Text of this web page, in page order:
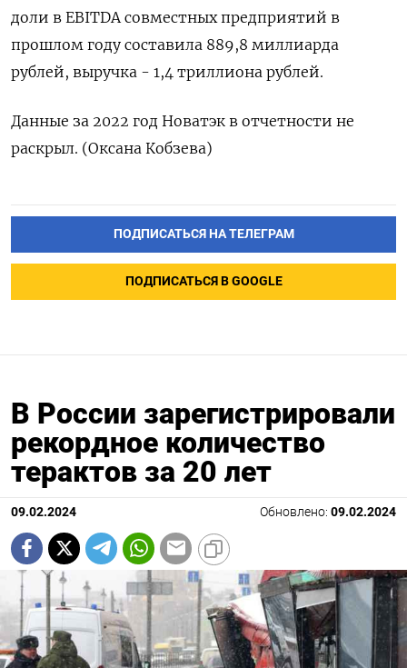
доли в EBITDA совместных предприятий в
прошлом году составила 889,8 миллиарда
рублей, выручка - 1,4 триллиона рублей.
Данные за 2022 год Новатэк в отчетности не
раскрыл. (Оксана Кобзева)
ПОДПИСАТЬСЯ НА ТЕЛЕГРАМ
ПОДПИСАТЬСЯ В GOOGLE
В России зарегистрировали
рекордное количество
терактов за 20 лет
09.02.2024 Обновлено: 09.02.2024